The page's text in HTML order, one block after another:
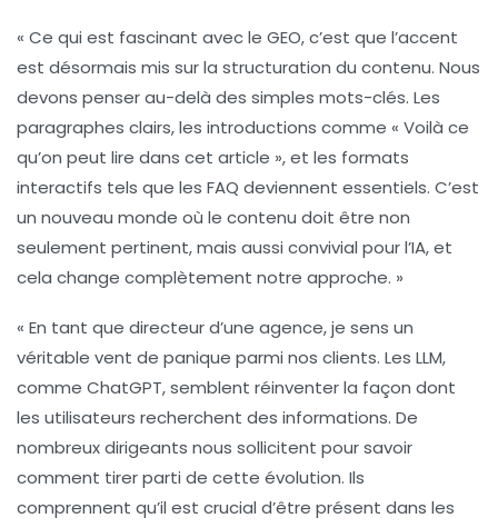
« Ce qui est fascinant avec le GEO, c’est que l’accent
est désormais mis sur la structuration du contenu. Nous
devons penser au-delà des simples mots-clés. Les
paragraphes clairs, les introductions comme « Voilà ce
qu’on peut lire dans cet article », et les formats
interactifs tels que les FAQ deviennent essentiels. C’est
un nouveau monde où le contenu doit être non
seulement pertinent, mais aussi convivial pour l’IA, et
cela change complètement notre approche. »
« En tant que directeur d’une agence, je sens un
véritable vent de panique parmi nos clients. Les LLM,
comme ChatGPT, semblent réinventer la façon dont
les utilisateurs recherchent des informations. De
nombreux dirigeants nous sollicitent pour savoir
comment tirer parti de cette évolution. Ils
comprennent qu’il est crucial d’être présent dans les